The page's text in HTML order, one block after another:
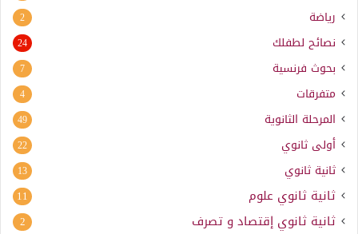
رياضة 2
نصائح لطفلك 24
بحوث فرنسية 7
متفرقات 4
المرحلة الثانوية 49
أولى ثانوي 22
ثانية ثانوي 13
ثانية ثانوي علوم 11
ثانية ثانوي إقتصاد و تصرف 2